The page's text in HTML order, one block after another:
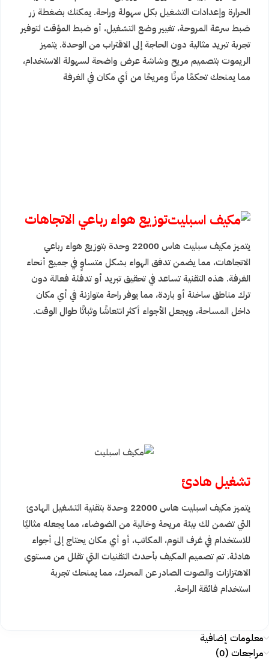
الحرارة وإعدادات التشغيل بكل سهولة وراحة. يمكنك بضغطة زر
ضبط سرعة المروحة، تغيير وضع التشغيل، أو ضبط المؤقت لتوفير
تجربة تبريد مثالية دون الحاجة إلى الاقتراب من الوحدة. يتميز
الريموت بتصميم مريح وشاشة عرض واضحة لسهولة الاستخدام،
مما يمنحك تحكمًا مرنًا ومريحًا من أي مكان في الغرفة
توزيع هواء رباعي الاتجاهات
يتميز مكيف سبليت هاس 22000 وحدة بتوزيع هواء رباعي
الاتجاهات، مما يضمن تدفق الهواء بشكل متساوٍ في جميع أنحاء
الغرفة. هذه التقنية تساعد في تحقيق تبريد أو تدفئة فعالة دون
ترك مناطق ساخنة أو باردة، مما يوفر راحة متوازنة في أي مكان
داخل المساحة، ويجعل الأجواء أكثر انتعاشًا وثباتًا طوال الوقت.
تشغيل هادئ
يتميز مكيف اسبليت هاس 22000 وحدة بتقنية التشغيل الهادئ
التي تضمن لك بيئة مريحة وخالية من الضوضاء، مما يجعله مثاليًا
للاستخدام في غرف النوم، المكاتب، أو أي مكان يحتاج إلى أجواء
هادئة. تم تصميم المكيف بأحدث التقنيات التي تقلل من مستوى
الاهتزازات والصوت الصادر عن المحرك، مما يمنحك تجربة
استخدام فائقة الراحة.
معلومات إضافية
مراجعات (0)